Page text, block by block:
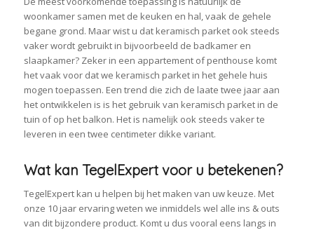
woonkamer samen met de keuken en hal, vaak de gehele
begane grond. Maar wist u dat keramisch parket ook steeds
vaker wordt gebruikt in bijvoorbeeld de badkamer en
slaapkamer? Zeker in een appartement of penthouse komt
het vaak voor dat we keramisch parket in het gehele huis
mogen toepassen. Een trend die zich de laate twee jaar aan
het ontwikkelen is is het gebruik van keramisch parket in de
tuin of op het balkon. Het is namelijk ook steeds vaker te
leveren in een twee centimeter dikke variant.
Wat kan TegelExpert voor u betekenen?
TegelExpert kan u helpen bij het maken van uw keuze. Met
onze 10 jaar ervaring weten we inmiddels wel alle ins & outs
van dit bijzondere product. Komt u dus vooral eens langs in